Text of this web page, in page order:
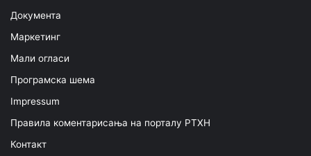
Документа
Маркетинг
Мали огласи
Програмска шема
Impressum
Правила коментарисања на порталу РТХН
Контакт